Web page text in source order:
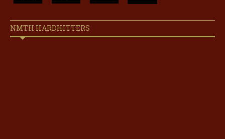
NMTH HARDHITTERS